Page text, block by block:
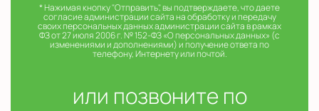
* Нажимая кнопку "Отправить", вы подтверждаете, что даете
согласие администрации сайта на обработку и передачу
своих персональных данных администрации сайта в рамках
ФЗ от 27 июля 2006 г. № 152-ФЗ «О персональных данных» (с
изменениями и дополнениями) и получение ответа по
телефону, Интернету или почтой.
или позвоните по